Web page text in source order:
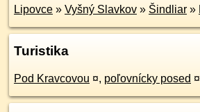
Lipovce » Vyšný Slavkov » Šindliar »
Turistika
Pod Kravcovou ¤, poľovnícky posed ¤